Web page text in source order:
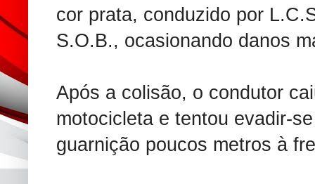
cor prata, conduzido por
S.O.B., ocasionando danos
Após a colisão, o condutor
motocicleta e tentou evadir-
guarnição poucos metros à